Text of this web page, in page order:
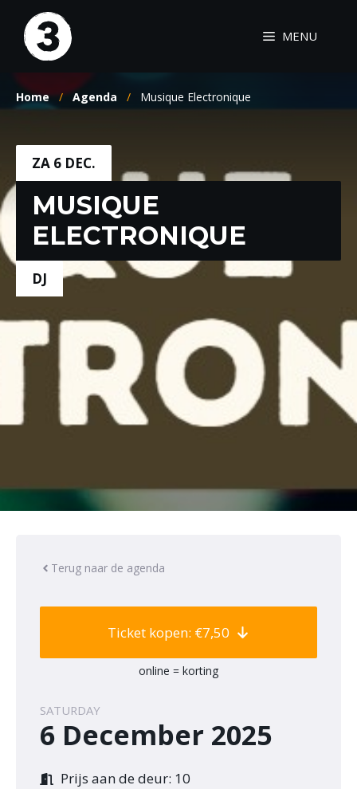
naar
inhoud
MENU
Home / Agenda / Musique Electronique
ZA 6 DEC.
MUSIQUE
ELECTRONIQUE
DJ
Terug naar de agenda
Ticket kopen: €7,50
online = korting
SATURDAY
6 December 2025
Prijs aan de deur: 10